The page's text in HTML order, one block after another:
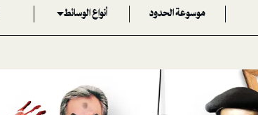
موسوعة الحدود أنواع الوسائط